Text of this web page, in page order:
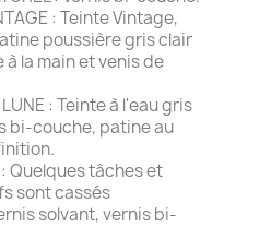
: Teinte Vintage,
poussière gris clair
la main et venis de
LUNE : Teinte à l'eau gris
bi-couche, patine au
: Quelques tâches et
sont cassés
solvant, vernis bi-